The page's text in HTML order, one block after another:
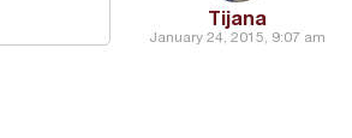
Tijana
January 24, 2015, 9:07 am